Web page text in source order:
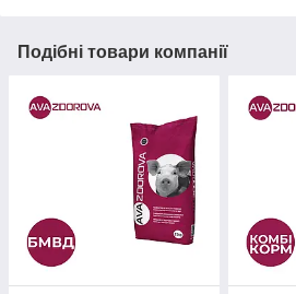
Подібні товари компанії